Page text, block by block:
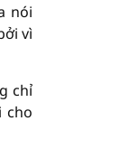
nói
vì
chỉ
cho